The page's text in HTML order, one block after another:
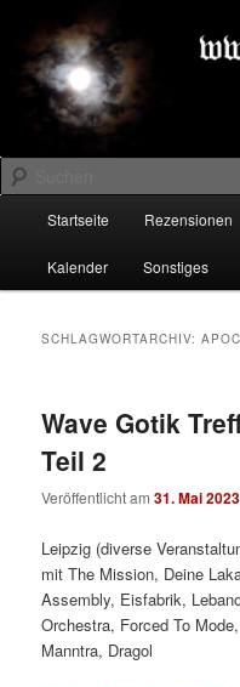
primären
Inhalt
springen
sekundären
Inhalt
springenDARK-
Suchen
Startseite Rezensionen
Kalender Sonstiges
SCHLAGWORTARCHIV:
Wave Gotik
Teil 2
Veröffentlicht am31. Mai 2023
Leipzig (diverse
mit The Mission, Deine
Assembly, Eisfabrik,
Orchestra, Forced To
Manntra, Dragol